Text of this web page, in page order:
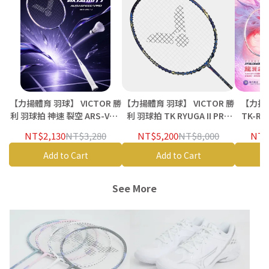
【力揚體育 羽球】 VICTOR 勝
利 羽球拍 神速 裂空 ARS-VRD
NT$2,130NT$3,280
Add to Cart
【力揚體育 羽球】 VICTOR 勝
利 羽球拍 TK RYUGA II PRO
NT$5,200NT$8,000
Add to Cart
【力
TK-
See More